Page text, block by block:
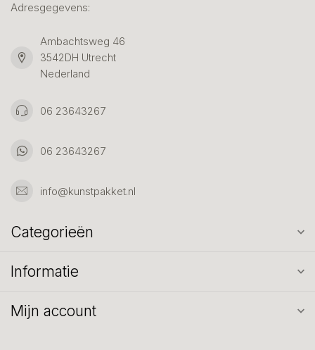
Adresgegevens:
Ambachtsweg 46
3542DH Utrecht
Nederland
06 23643267
06 23643267
info@kunstpakket.nl
Categorieën
Informatie
Mijn account